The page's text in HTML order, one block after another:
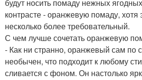
будут носить помаду нежных
контрасте - оранжевую помаду, хотя
несколько более требовательный.
С чем лучше сочетать оранжевую
- Как ни странно, оранжевый сам по
необычен, что подходит к любому
сливается с фоном. Он настолько